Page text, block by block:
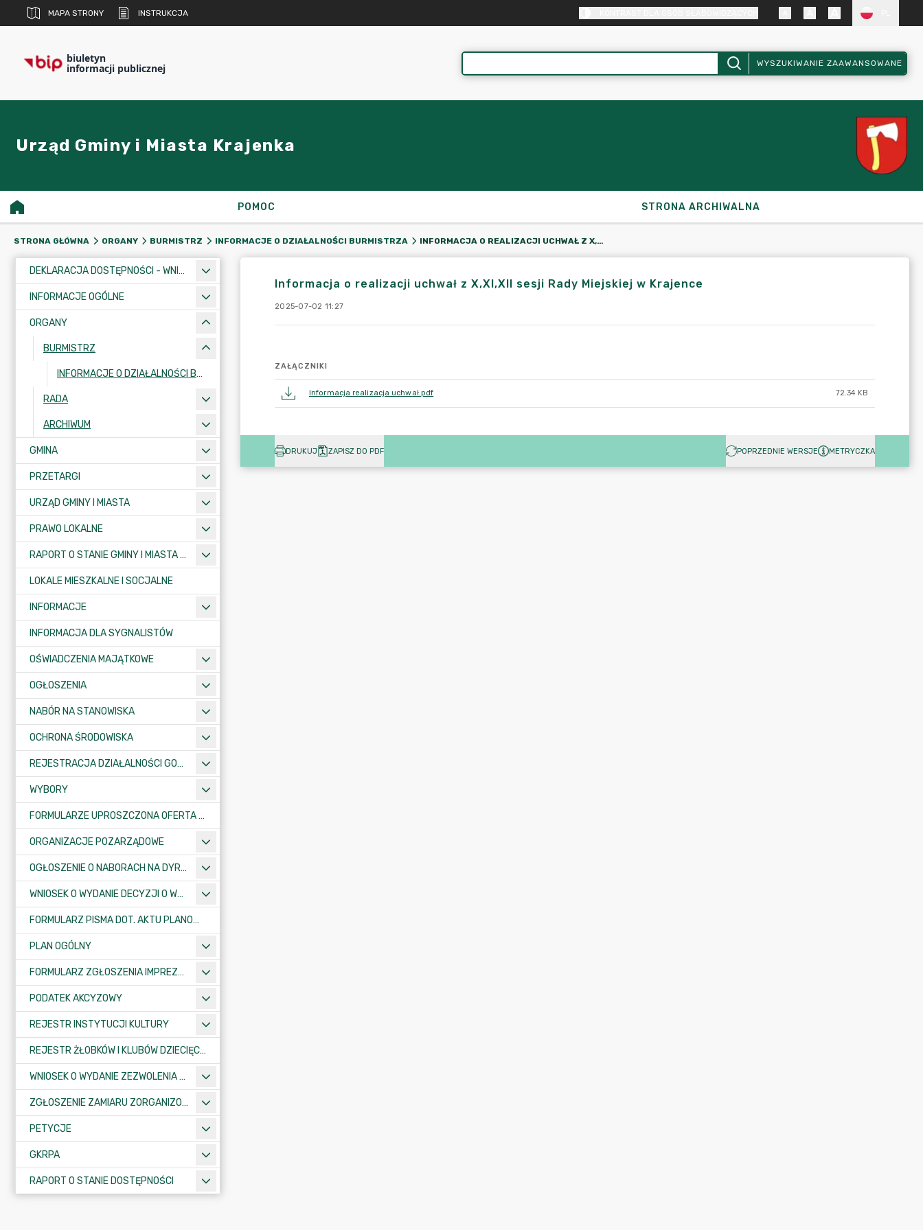
MAPA STRONY INSTRUKCJA
biuletyn
informacji publicznej WYSZUKIWANIE ZAAWANSOWANE
Urząd Gminy i Miasta Krajenka
POMOC STRONA ARCHIWALNA
STRONA GŁÓWNA ORGANY BURMISTRZ INFORMACJE O DZIAŁALNOŚCI BURMISTRZA INFORMACJA O REALIZACJI UCHWAŁ Z X,XI,XII SESJI RADY MIEJSKIEJ W KRAJENCE
DEKLARACJA DOSTĘPNOŚCI - WNIOSEK
INFORMACJE OGÓLNE
ORGANY
BURMISTRZ
INFORMACJE O DZIAŁALNOŚCI BURMISTRZA
RADA
ARCHIWUM
GMINA
PRZETARGI
URZĄD GMINY I MIASTA
PRAWO LOKALNE
RAPORT O STANIE GMINY I MIASTA KRAJENKA
LOKALE MIESZKALNE I SOCJALNE
INFORMACJE
INFORMACJA DLA SYGNALISTÓW
OŚWIADCZENIA MAJĄTKOWE
OGŁOSZENIA
NABÓR NA STANOWISKA
OCHRONA ŚRODOWISKA
REJESTRACJA DZIAŁALNOŚCI GOSPODARCZEJ
WYBORY
FORMULARZE UPROSZCZONA OFERTA WYKONANIA ZADANIA PUBLICZNEGO
ORGANIZACJE POZARZĄDOWE
OGŁOSZENIE O NABORACH NA DYREKTORÓW PLACÓWEK OŚWIATOWYCH
WNIOSEK O WYDANIE DECYZJI O WARUNKACH ZABUDOWY/O USTALENIE INWESTYCJI CELU PUBLICZNEGO
FORMULARZ PISMA DOT. AKTU PLANOWANIA PRZESTRZENNEGO
PLAN OGÓLNY
FORMULARZ ZGŁOSZENIA IMPREZY SPORTOWO-REKREACYJNEJ, ARTYSTYCZNEJ LUB ROZRYWKOWEJ
PODATEK AKCYZOWY
REJESTR INSTYTUCJI KULTURY
REJESTR ŻŁOBKÓW I KLUBÓW DZIECIĘCYCH
WNIOSEK O WYDANIE ZEZWOLENIA NA ZAJĘCIE PASA DROGOWEGO
ZGŁOSZENIE ZAMIARU ZORGANIZOWANIA ZGROMADZENIA
PETYCJE
GKRPA
RAPORT O STANIE DOSTĘPNOŚCI
Informacja o realizacji uchwał z X,XI,XII sesji Rady Miejskiej w Krajence
2025-07-02 11:27
ZAŁĄCZNIKI
Informacja realizacja uchwał.pdf 72.34 KB
DRUKUJ ZAPISZ DO PDF POPRZEDNIE WERSJE METRYCZKA